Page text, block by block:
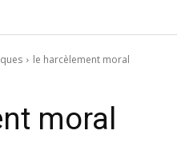
le harcèlement moral
moral